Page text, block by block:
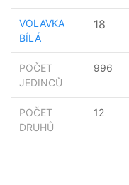
POČET
JEDINCŮ
996
POČET
DRUHŮ
12
VOLAVKA
BÍLÁ
18